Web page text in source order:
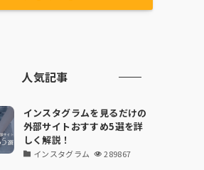
人気記事
インスタグラムを見るだけの
外部サイトおすすめ5選を詳
しく解説！
インスタグラム 289867